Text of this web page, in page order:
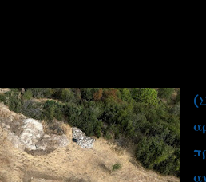
FACEBOOK ''ΜΑΓΕΜΕΝΕΣ''